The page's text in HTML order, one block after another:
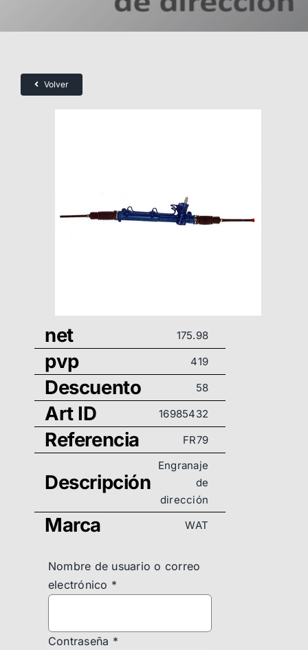
Volver
net 175.98
pvp 419
Descuento 58
Art ID 16985432
Referencia FR79
Descripción
Engranaje
de
dirección
Marca WAT
Nombre de usuario o correo
electrónico *
Contraseña *